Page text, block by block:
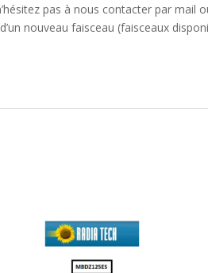
pas à nous contacter par mail
nouveau faisceau (faisceaux